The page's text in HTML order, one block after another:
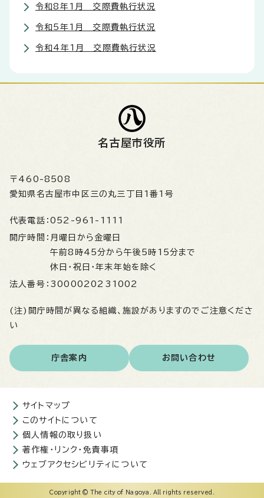
令和8年1月 交際費執行状況
令和5年1月 交際費執行状況
令和4年1月 交際費執行状況
名古屋市役所
〒460-8508
愛知県名古屋市中区三の丸三丁目1番1号
代表電話： 052-961-1111
開庁時間： 月曜日から金曜日
午前8時45分から午後5時15分まで
休日・祝日・年末年始を除く
法人番号： 3000020231002
(注)開庁時間が異なる組織、施設がありますのでご注意くださ
い
庁舎案内 お問い合わせ
サイトマップ
このサイトについて
個人情報の取り扱い
著作権・リンク・免責事項
ウェブアクセシビリティについて
Copyright © The city of Nagoya. All rights reserved.